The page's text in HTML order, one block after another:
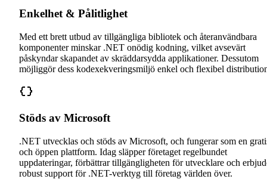
Enkelhet & Pålitlighet
Med ett brett utbud av tillgängliga bibliotek och återanvändbara
komponenter minskar .NET onödig kodning, vilket avsevärt
påskyndar skapandet av skräddarsydda applikationer. Dessutom
möjliggör dess kodexekveringsmiljö enkel och flexibel
Stöds av Microsoft
.NET utvecklas och stöds av Microsoft, och fungerar som en
och öppen plattform. Idag släpper företaget regelbundet
uppdateringar, förbättrar tillgängligheten för utvecklare och
robust support för .NET-verktyg till företag världen över.